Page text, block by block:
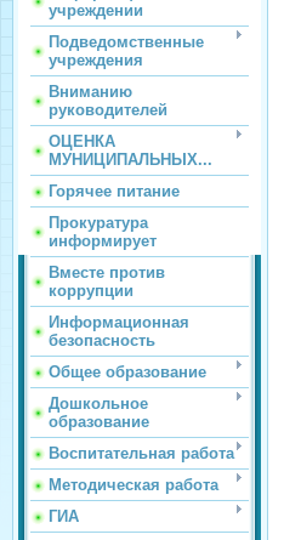
учреждении
Подведомственные
учреждения
Вниманию
руководителей
ОЦЕНКА
МУНИЦИПАЛЬНЫХ...
Горячее питание
Прокуратура
информирует
Вместе против
коррупции
Информационная
безопасность
Общее образование
Дошкольное
образование
Воспитательная работа
Методическая работа
ГИА